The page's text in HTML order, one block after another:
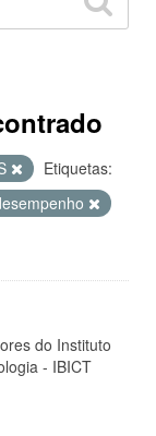
Etiquetas:
do Instituto
- IBICT